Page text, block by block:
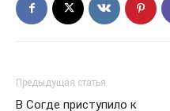
Предыдущая статья
В Согде приступило к